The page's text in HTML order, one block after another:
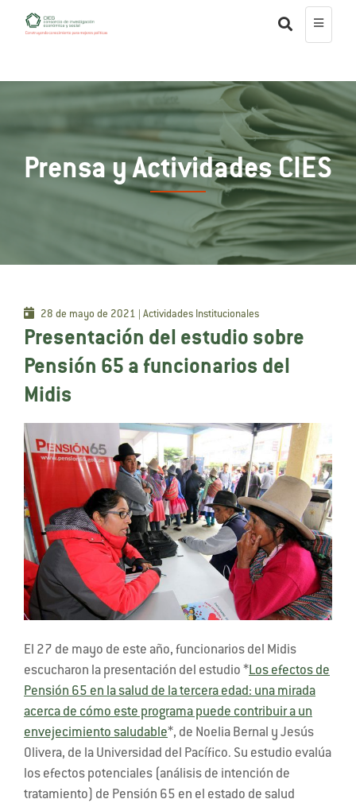
Prensa y Actividades CIES
28 de mayo de 2021 | Actividades Institucionales
Presentación del estudio sobre
Pensión 65 a funcionarios del
Midis
El 27 de mayo de este año, funcionarios del Midis
escucharon la presentación del estudio *Los efectos de
Pensión 65 en la salud de la tercera edad: una mirada
acerca de cómo este programa puede contribuir a un
envejecimiento saludable*, de Noelia Bernal y Jesús
Olivera, de la Universidad del Pacífico. Su estudio evalúa
los efectos potenciales (análisis de intención de
tratamiento) de Pensión 65 en el estado de salud